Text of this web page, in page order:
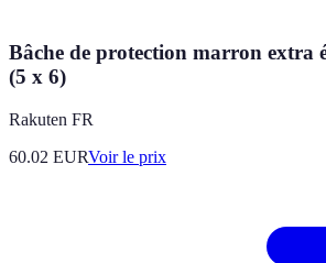
Bâche de protection marron extra
(5 x 6)
Rakuten FR
60.02 EURVoir le prix